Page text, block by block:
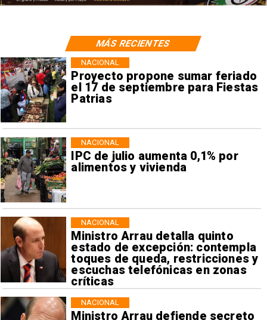
Proyecto propone sumar feriado
el 17 de septiembre para Fiestas
Patrias
NACIONAL
IPC de julio aumenta 0,1% por
alimentos y vivienda
NACIONAL
Ministro Arrau detalla quinto
estado de excepción: contempla
toques de queda, restricciones y
escuchas telefónicas en zonas
críticas
NACIONAL
Ministro Arrau defiende secreto
NACIONAL
MÁS RECIENTES